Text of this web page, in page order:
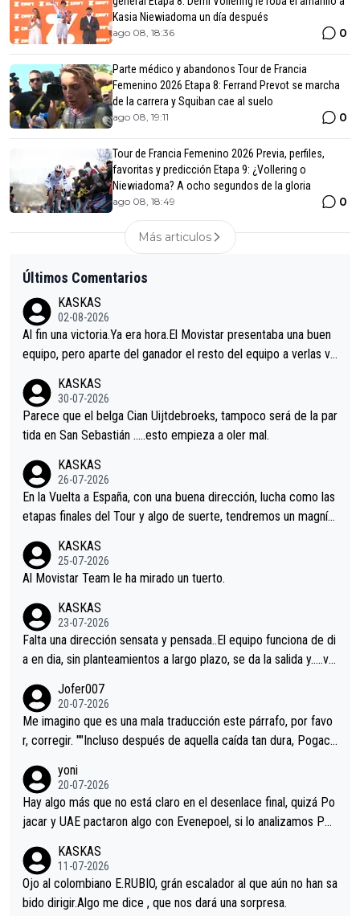
Kasia Niewiadoma un día después
ago 08, 18:36 0
Parte médico y abandonos Tour de Francia
Femenino 2026 Etapa 8: Ferrand Prevot se marcha
de la carrera y Squiban cae al suelo
ago 08, 19:11 0
Tour de Francia Femenino 2026 Previa, perfiles,
favoritas y predicción Etapa 9: ¿Vollering o
Niewiadoma? A ocho segundos de la gloria
ago 08, 18:49 0
Más articulos
Últimos Comentarios
KASKAS
02-08-2026
Al fin una victoria.Ya era hora.El Movistar presentaba una buen
equipo, pero aparte del ganador el resto del equipo a verlas ve
s.La única buena noticia es la mejoría de Enric Más en San Seb
astian.Si en la Vuelta a Burgos sigue la mejoría, podríamos ten
er alguna sorpresa en la Vuelta.Ojalá.
KASKAS
30-07-2026
Parece que el belga Cian Uijtdebroeks, tampoco será de la par
tida en San Sebastián …..esto empieza a oler mal.
KASKAS
26-07-2026
En la Vuelta a España, con una buena dirección, lucha como las
etapas finales del Tour y algo de suerte, tendremos un magnífi
KASKAS
25-07-2026
Al Movistar Team le ha mirado un tuerto.
KASKAS
23-07-2026
Falta una dirección sensata y pensada..El equipo funciona de di
a en dia, sin planteamientos a largo plazo, se da la salida y…..ve
Minguez, Velez etc etc.Me da pena vivir estos momentos tan
tristes sin victorias.
Jofer007
20-07-2026
Me imagino que es una mala traducción este párrafo, por favo
r, corregir. ""Incluso después de aquella caída tan dura, Pogaca
permaneció pegado a su rueda. Parecía increíble la forma en l
a que era capaz de controlar el miedo", recordó."
yoni
20-07-2026
Hay algo más que no está claro en el desenlace final, quizá Po
jacar y UAE pactaron algo con Evenepoel, si lo analizamos Poj
i sin pedalear, luego está el saludo con Evenepoel dándose la
mano de una manera muy fraternal, más allá de los típicos toqu
es en el hombro con que saludaba a Vingegard. Ahí hubo una in
KASKAS
11-07-2026
Ojo al colombiano E.RUBIO, grán escalador al que aún no han sa
bido dirigir.Algo me dice , que nos dará una sorpresa.